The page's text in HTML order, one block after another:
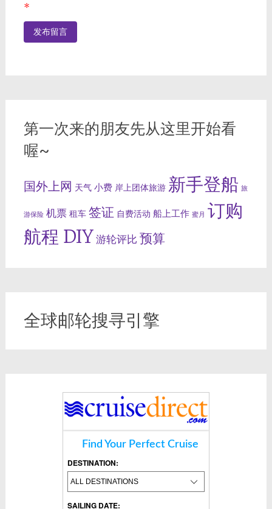
*
第一次来的朋友先从这里开始看
喔~
国外上网 天气 小费 岸上团体旅游 新手登船 旅
游保险 机票 租车 签证 自费活动 船上工作 蜜月 订购
航程 DIY游轮评比 预算
全球邮轮搜寻引擎
Find Your Perfect Cruise
DESTINATION:
SAILING DATE: